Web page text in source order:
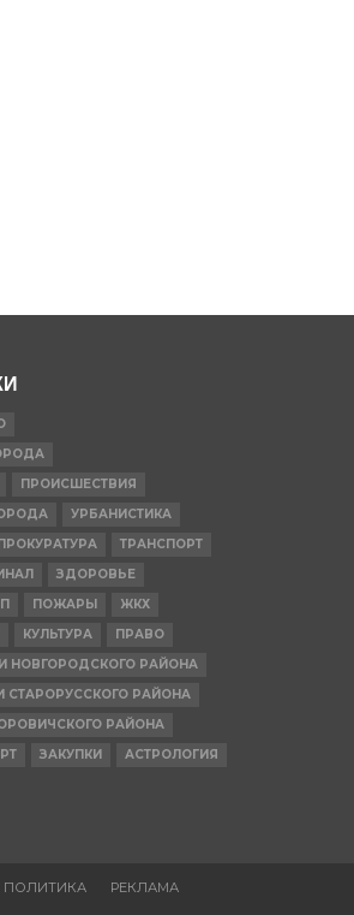
ПРОИСШЕСТВИЯ
УРБАНИСТИКА
ТРАНСПОРТ
ЗДОРОВЬЕ
ПОЖАРЫ
ЖКХ
КУЛЬТУРА
ПРАВО
НОВГОРОДСКОГО РАЙОНА
СТАРОРУССКОГО РАЙОНА
РАЙОНА
ЗАКУПКИ
АСТРОЛОГИЯ
ПОЛИТИКА
РЕКЛАМА